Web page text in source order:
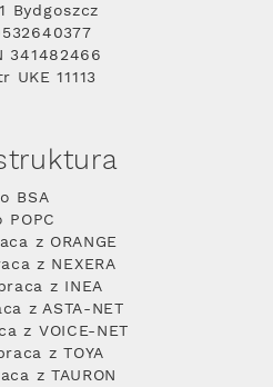
Bydgoszcz
341482466
UKE 11113
o BSA
POPC
z ORANGE
z NEXERA
z INEA
z ASTA-NET
z VOICE-NET
z TOYA
z TAURON